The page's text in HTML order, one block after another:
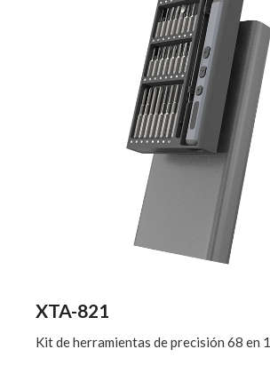
XTA-821
Kit de herramientas de precisión 68 en 1